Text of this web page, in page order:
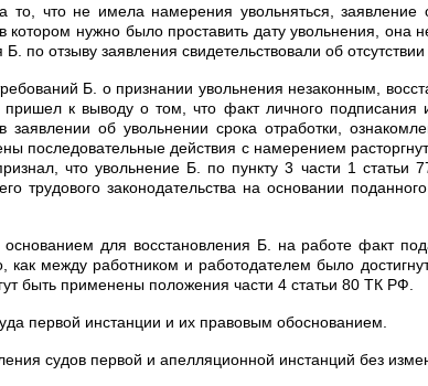
то, что не имела намерения увольняться,
нужно было проставить дату увольнения,
по отзыву заявления свидетельствовали об
Б. о признании увольнения незаконным,
к выводу о том, что факт личного подписания
заявлении об увольнении срока отработки,
последовательные действия с намерением
что увольнение Б. по пункту 3 части 1
трудового законодательства на основании
для восстановления Б. на работе факт
как между работником и работодателем было
быть применены положения части 4 статьи 80 ТК РФ.
первой инстанции и их правовым обоснованием.
судов первой и апелляционной инстанций без